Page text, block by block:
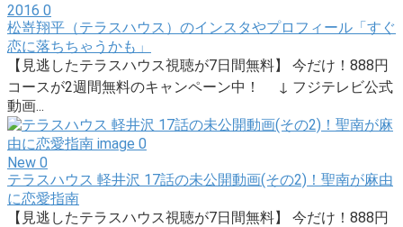
2016 0
松嵜翔平（テラスハウス）のインスタやプロフィール「すぐ
恋に落ちちゃうかも」
【見逃したテラスハウス視聴が7日間無料】 今だけ！888円
コースが2週間無料のキャンペーン中！ ↓ フジテレビ公式
動画...
New 0
テラスハウス 軽井沢 17話の未公開動画(その2)！聖南が麻由
に恋愛指南
【見逃したテラスハウス視聴が7日間無料】 今だけ！888円